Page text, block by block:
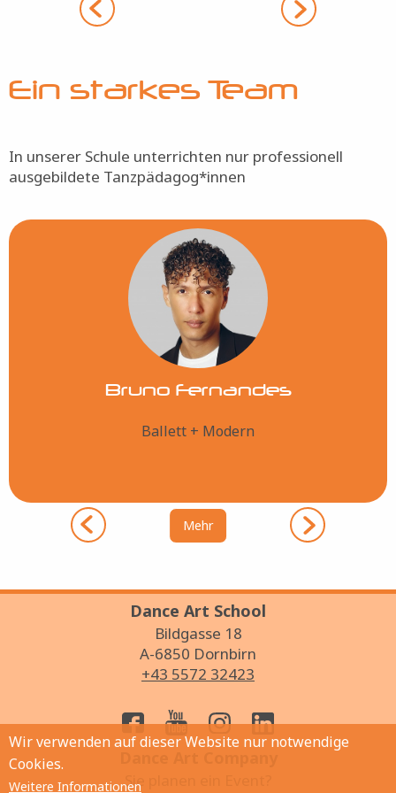
Ein starkes Team
In unserer Schule unterrichten nur professionell
ausgebildete Tanzpädagog*innen
Bild
Bruno Fernandes
Ballett + Modern
Mehr
Dance Art School
Bildgasse 18
A-6850 Dornbirn
+43 5572 32423
Sie planen ein Event?
Wir verwenden auf dieser Website nur notwendige
Cookies.
Weitere Informationen